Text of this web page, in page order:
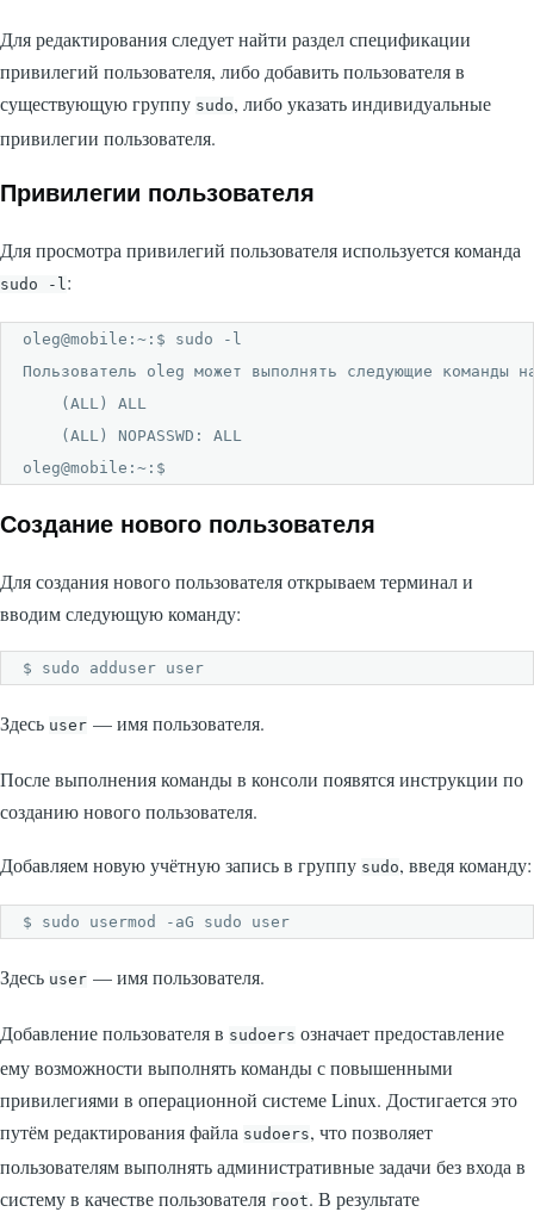
Для редактирования следует найти раздел спецификации
привилегий пользователя, либо добавить пользователя в
существующую группу sudo, либо указать индивидуальные
привилегии пользователя.
Привилегии пользователя
Для просмотра привилегий пользователя используется команда
sudo -l :
oleg@mobile:~:$ sudo -l
Пользователь oleg может выполнять следующие команды
    (ALL) ALL
    (ALL) NOPASSWD: ALL
oleg@mobile:~:$
Создание нового пользователя
Для создания нового пользователя открываем терминал и
вводим следующую команду:
$ sudo adduser user
Здесь user — имя пользователя.
После выполнения команды в консоли появятся инструкции по
созданию нового пользователя.
Добавляем новую учётную запись в группу sudo, введя команду:
$ sudo usermod -aG sudo user
Здесь user — имя пользователя.
Добавление пользователя в sudoers означает предоставление
ему возможности выполнять команды с повышенными
привилегиями в операционной системе Linux. Достигается это
путём редактирования файла sudoers, что позволяет
пользователям выполнять административные задачи без входа в
систему в качестве пользователя root. В результате